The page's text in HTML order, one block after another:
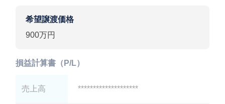
希望譲渡価格
900万円
損益計算書（P/L）
売上高 ********************